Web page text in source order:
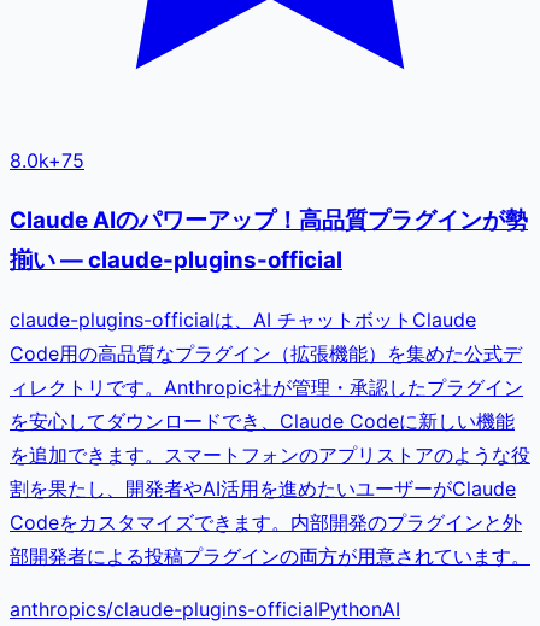
8.0k+75
Claude AIのパワーアップ！高品質プラグインが勢
揃い — claude-plugins-official
claude-plugins-officialは、AI チャットボットClaude
Code用の高品質なプラグイン（拡張機能）を集めた公式デ
ィレクトリです。Anthropic社が管理・承認したプラグイン
を安心してダウンロードでき、Claude Codeに新しい機能
を追加できます。スマートフォンのアプリストアのような役
割を果たし、開発者やAI活用を進めたいユーザーがClaude
Codeをカスタマイズできます。内部開発のプラグインと外
部開発者による投稿プラグインの両方が用意されています。
anthropics/claude-plugins-officialPythonAI